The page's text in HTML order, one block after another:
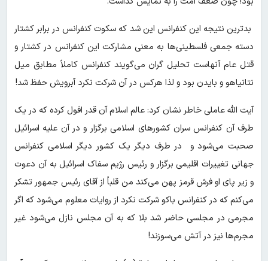
بدترین نتیجه این کنفرانس این شد که سکوت کنفرانس در برابر کشتار
دسته جمعی فلسطینی‌ها به معنی مشارکت این کنفرانس در کشتار و
قتل عام آنهاست تحلیل گران می‌گویند کنفرانس کاملاً مطابق میل
نتانیاهو و بایدن بود و لذا هرکس در آن شرکت نکرد آبرویش حفظ شد!
آیت الله عاملی خاطر نشان کرد: عالم اسلام آن قدر افول کرده که در یک
طرف آن کنفرانس سران کشورهای اسلامی برگزار و در آن علیه اسرائیل
صحبت می‌شود و در طرف دیگر یک کشور دیگر اسلامی کنفرانس
جهانی تغییرات اقلیمی برگزار و رئیس رژیم سفاک اسرائیل به آن دعوت
و زیر پای او فرش قرمز پهن می‌کند من قلباً از آقای رئیس جمهور تشکر
می‌کنم که در کنفرانس باکو شرکت نکرد از روایات معلوم می‌شود که اگر
مجرمی در مجلسی حاضر شد بلا که به آن مجلس نازل می‌شود غیر
مجرم‌ها نیز در آتش می‌سوزند!